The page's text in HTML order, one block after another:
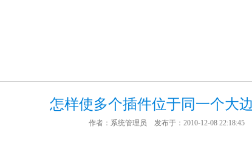
怎样使多个插件位于同一个大
作者：系统管理员 发布于：2010-12-08 22:18:45